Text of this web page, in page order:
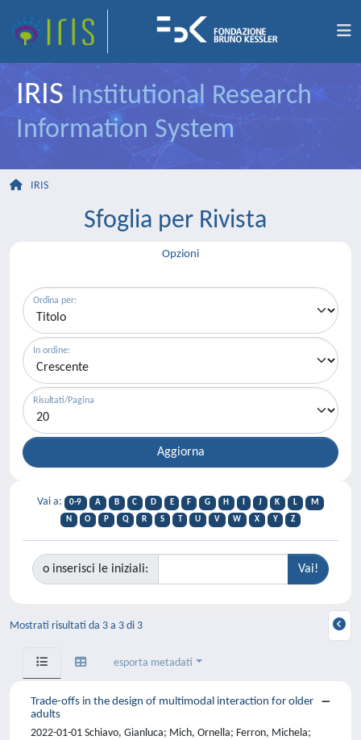
IRIS Institutional Research
Information System
IRIS
Sfoglia per Rivista
Opzioni
Ordina per:
In ordine:
Risultati/Pagina
Vai a: 0-9 A B C D E F G H J K L
M
N
O P Q R S T U V W X Y Z
o inserisci le iniziali:
Mostrati risultati da 3 a 3 di 3
esporta metadati
Trade-offs in the design of multimodal interaction for older
adults
2022-01-01 Schiavo, Gianluca; Mich, Ornella; Ferron, Michela;